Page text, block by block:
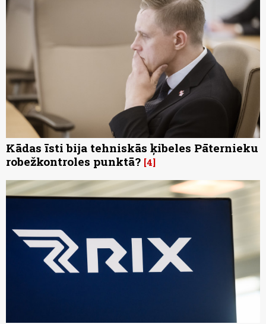
Kādas īsti bija tehniskās ķibeles Pāternieku
robežkontroles punktā? 4